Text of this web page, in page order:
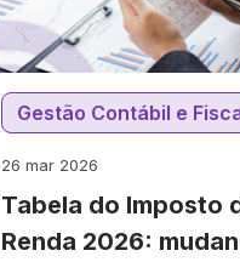
Gestão Contábil e
26 mar 2026
Tabela do Imposto
Renda 2026: